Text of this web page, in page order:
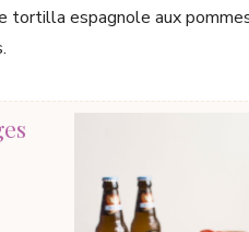
tortilla espagnole aux